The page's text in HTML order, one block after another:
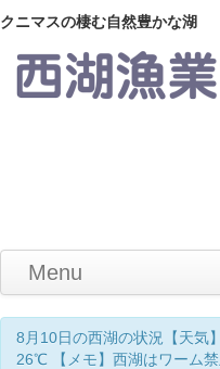
クニマスの棲む自然豊かな湖
Menu
Home
釣り情報
マナーとお願い
クニマス展示館
漁協からのお知らせ
お問い合わせ
8月10日の西湖の状況【天気
26℃ 【メモ】西湖はワーム